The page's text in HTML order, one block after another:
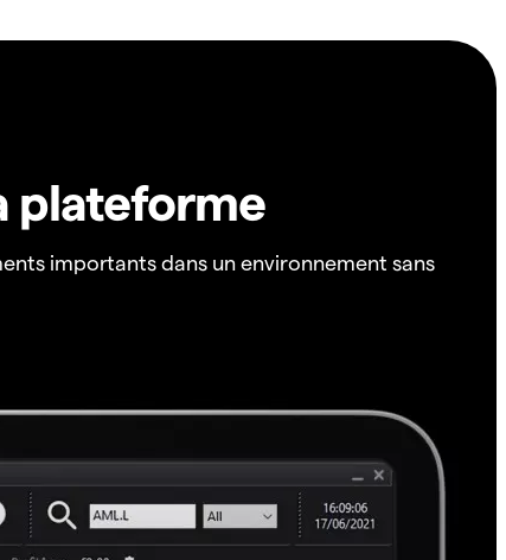
plateforme
importants dans un environnement sans